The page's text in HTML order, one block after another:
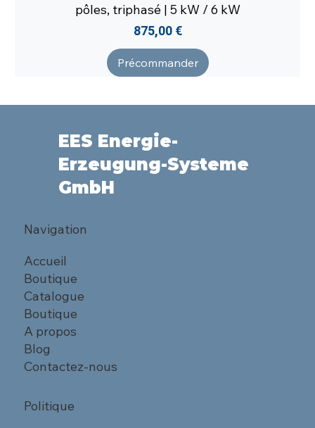
pôles, triphasé | 5 kW / 6 kW
Prix
875,00 €
Précommander
EES Energie-
Erzeugung-Systeme
GmbH
Navigation
Accueil
Boutique
Catalogue
Boutique
A propos
Blog
Contactez-nous
Politique